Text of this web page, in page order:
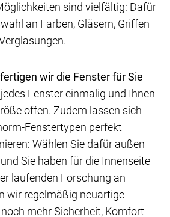
sind vielfältig: Dafür
an Farben, Gläsern, Griffen
fertigen wir die Fenster für Sie
Fenster einmalig und Ihnen
offen. Zudem lassen sich
Fenstertypen perfekt
Wählen Sie dafür außen
Sie haben für die Innenseite
laufenden Forschung an
wir regelmäßig neuartige
mehr Sicherheit, Komfort